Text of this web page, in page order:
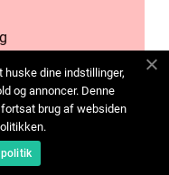
huske dine indstillinger,
og annoncer. Denne
brug af websiden